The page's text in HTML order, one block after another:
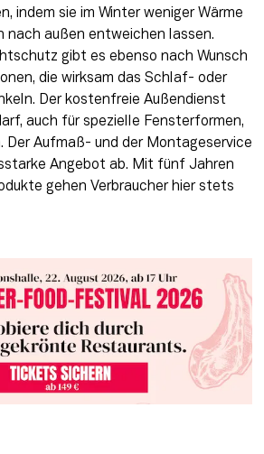
indem sie im Winter weniger Wärme
nach außen entweichen lassen.
gibt es ebenso nach Wunsch
die wirksam das Schlaf- oder
Der kostenfreie Außendienst
auch für spezielle Fensterformen,
Der Aufmaß- und der Montageservice
Angebot ab. Mit fünf Jahren
gehen Verbraucher hier stets